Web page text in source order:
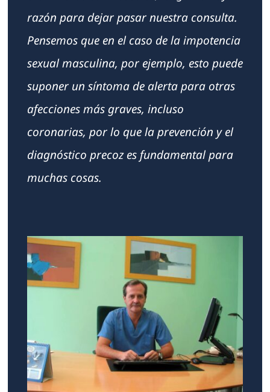
razón para dejar pasar nuestra consulta.
Pensemos que en el caso de la impotencia
sexual masculina, por ejemplo, esto puede
suponer un síntoma de alerta para otras
afecciones más graves, incluso
coronarias, por lo que la prevención y el
diagnóstico precoz es fundamental para
muchas cosas.